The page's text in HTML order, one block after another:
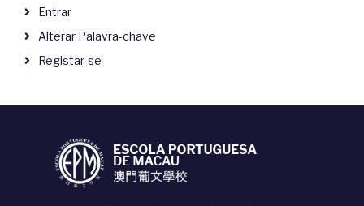
Entrar
Alterar Palavra-chave
Registar-se